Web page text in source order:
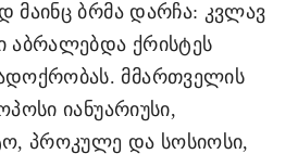
მაინც ბრმა დარჩა: კვლავ
აბრალებდა ქრისტეს
მმართველის
იანუარიუსი,
პროკულე და სოსიოსი,